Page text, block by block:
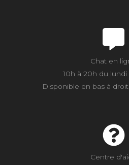
Chat en
10h à 20h du lundi
Disponible en bas à
Centre